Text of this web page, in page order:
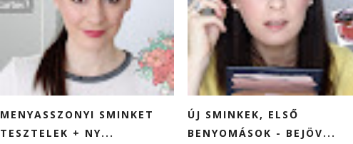
MENYASSZONYI SMINKET
TESZTELEK + NY...
ÚJ SMINKEK, ELSŐ
BENYOMÁSOK - BEJÖV...